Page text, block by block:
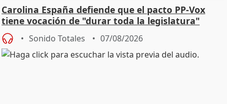
Carolina España defiende que el pacto PP-Vox
tiene vocación de "durar toda la legislatura"
Sonido Totales 07/08/2026